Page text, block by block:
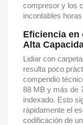
compresor y los
incontables
Eficiencia en
Alta
Lidiar con
resulta poco
compendio
88 MB y más de
indexado. Esto
rápidamente el
codificación de